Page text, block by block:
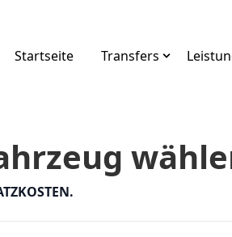
Startseite Transfers